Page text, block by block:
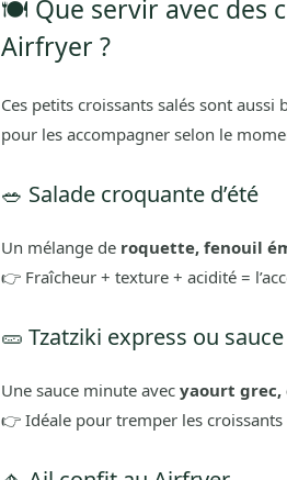
🍽️ Que servir avec des
Airfryer ?
Ces petits croissants salés sont aussi
pour les accompagner selon le
🥗 Salade croquante d’été
Un mélange de roquette, fenouil
👉 Fraîcheur + texture + acidité =
🥒 Tzatziki express ou
Une sauce minute avec yaourt grec,
👉 Idéale pour tremper les